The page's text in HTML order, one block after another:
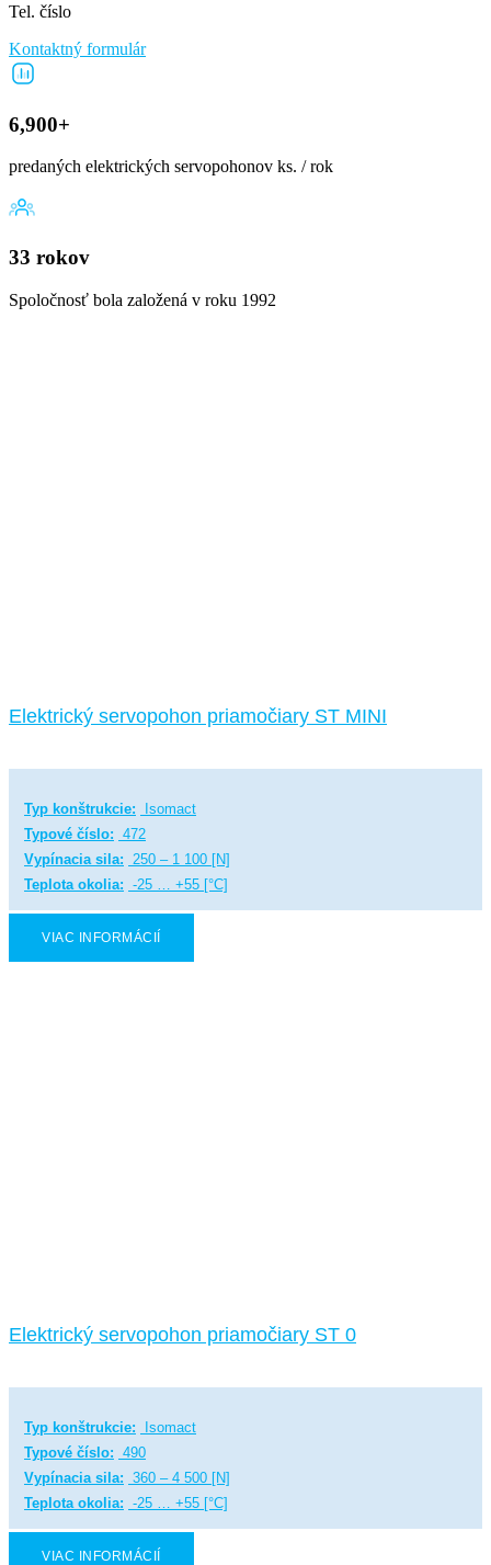
Tel. číslo
Kontaktný formulár
6,900+
predaných elektrických servopohonov ks. / rok
33 rokov
Spoločnosť bola založená v roku 1992
Elektrický servopohon priamočiary ST MINI
Typ konštrukcie:
Isomact
Typové číslo: 472
Vypínacia sila:
250 – 1 100 [N]
Teplota okolia: -25 … +55 [°C]
VIAC INFORMÁCIÍ
Elektrický servopohon priamočiary ST 0
Typ konštrukcie:
Isomact
Typové číslo: 490
Vypínacia sila: 360 – 4 500 [N]
Teplota okolia: -25 … +55 [°C]
VIAC INFORMÁCIÍ